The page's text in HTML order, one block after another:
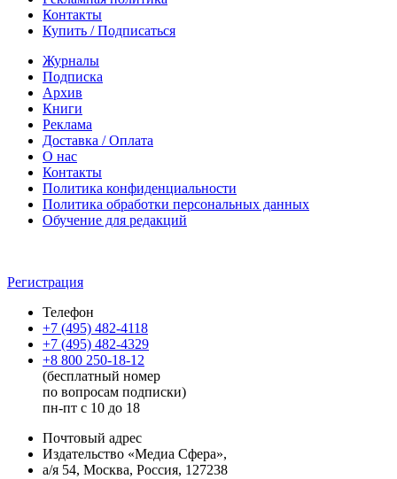
Контакты
Купить / Подписаться
Журналы
Подписка
Архив
Книги
Реклама
Доставка / Оплата
О нас
Контакты
Политика конфиденциальности
Политика обработки персональных данных
Обучение для редакций
Регистрация
Телефон
+7 (495) 482-4118
+7 (495) 482-4329
+8 800 250-18-12
(бесплатный номер
по вопросам подписки)
пн-пт с 10 до 18
Почтовый адрес
Издательство «Медиа Сфера»,
а/я 54, Москва, Россия, 127238